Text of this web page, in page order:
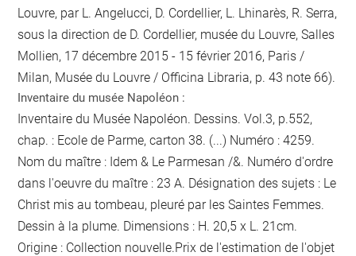
Louvre, par L. Angelucci, D. Cordellier, L. Lhinarès, R. Serra,
sous la direction de D. Cordellier, musée du Louvre, Salles
Mollien, 17 décembre 2015 - 15 février 2016, Paris /
Milan, Musée du Louvre / Officina Libraria, p. 43 note 66).
Inventaire du musée Napoléon :
Inventaire du Musée Napoléon. Dessins. Vol.3, p.552,
chap. : Ecole de Parme, carton 38. (...) Numéro : 4259.
Nom du maître : Idem & Le Parmesan /&. Numéro d'ordre
dans l'oeuvre du maître : 23 A. Désignation des sujets : Le
Christ mis au tombeau, pleuré par les Saintes Femmes.
Dessin à la plume. Dimensions : H. 20,5 x L. 21cm.
Origine : Collection nouvelle.Prix de l'estimation de l'objet